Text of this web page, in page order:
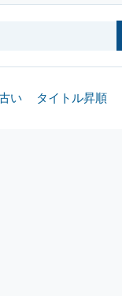
い タイトル昇順